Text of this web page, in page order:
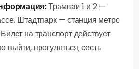
Трамваи 1 и 2 —
Штадтпарк — станция метро
на транспорт действует
прогуляться, сесть